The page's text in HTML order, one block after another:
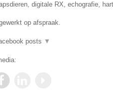
digitale RX, echografie,
op afspraak.
posts ▼